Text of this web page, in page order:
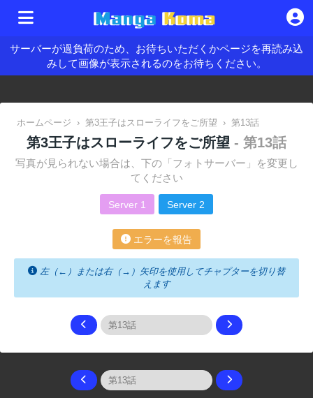
サーバーが過負荷のため、お待ちいただくかページを再読み込
みして画像が表示されるのをお待ちください。
ホームページ › 第3王子はスローライフをご所望 › 第13話
第3王子はスローライフをご所望 - 第13話
写真が見られない場合は、下の「フォトサーバー」を変更し
てください
Server 1 Server 2
エラーを報告
左（←）または右（→）矢印を使用してチャプターを切り替
えます